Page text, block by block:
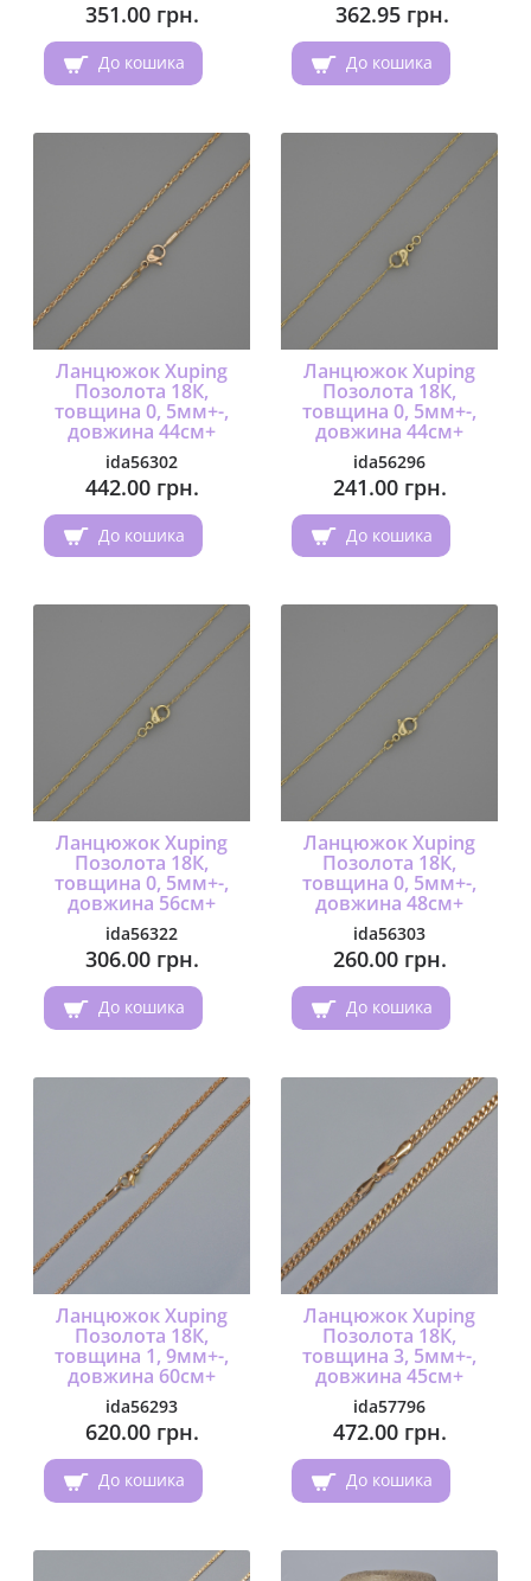
351.00 грн.
До кошика
362.95 грн.
До кошика
Ланцюжок Xuping
Позолота 18К,
товщина 0, 5мм+-,
довжина 44см+
ida56302
442.00 грн.
До кошика
Ланцюжок Xuping
Позолота 18К,
товщина 0, 5мм+-,
довжина 44см+
ida56296
241.00 грн.
До кошика
Ланцюжок Xuping
Позолота 18К,
товщина 0, 5мм+-,
довжина 56см+
ida56322
306.00 грн.
До кошика
Ланцюжок Xuping
Позолота 18К,
товщина 0, 5мм+-,
довжина 48см+
ida56303
260.00 грн.
До кошика
Ланцюжок Xuping
Позолота 18К,
товщина 1, 9мм+-,
довжина 60см+
ida56293
620.00 грн.
До кошика
Ланцюжок Xuping
Позолота 18К,
товщина 3, 5мм+-,
довжина 45см+
ida57796
472.00 грн.
До кошика